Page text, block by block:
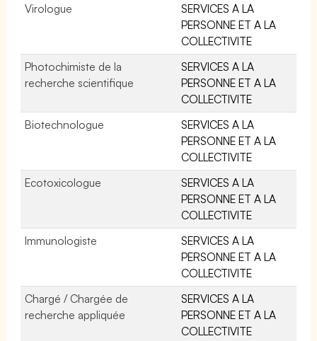
Virologue
SERVICES A LA
PERSONNE ET A LA
COLLECTIVITE
Photochimiste de la
recherche scientifique
SERVICES A LA
PERSONNE ET A LA
COLLECTIVITE
Biotechnologue
SERVICES A LA
PERSONNE ET A LA
COLLECTIVITE
Ecotoxicologue
SERVICES A LA
PERSONNE ET A LA
COLLECTIVITE
Immunologiste
SERVICES A LA
PERSONNE ET A LA
COLLECTIVITE
Chargé / Chargée de
recherche appliquée
SERVICES A LA
PERSONNE ET A LA
COLLECTIVITE